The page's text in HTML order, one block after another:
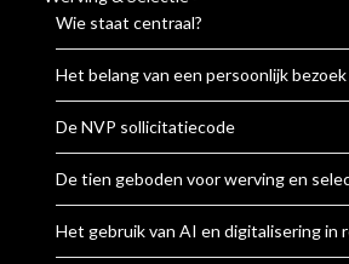
Wie staat centraal?
Het belang van een persoonlijk bezoek
De NVP sollicitatiecode
De tien geboden voor werving en
Het gebruik van AI en digitalisering in